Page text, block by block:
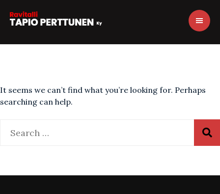
It seems we can’t find what you’re looking for. Perhaps
searching can help.